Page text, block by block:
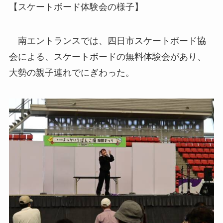
【スケートボード体験会の様子】
南エントランスでは、四日市スケートボード協
会による、スケートボードの無料体験会があり、
大勢の親子連れでにぎわった。